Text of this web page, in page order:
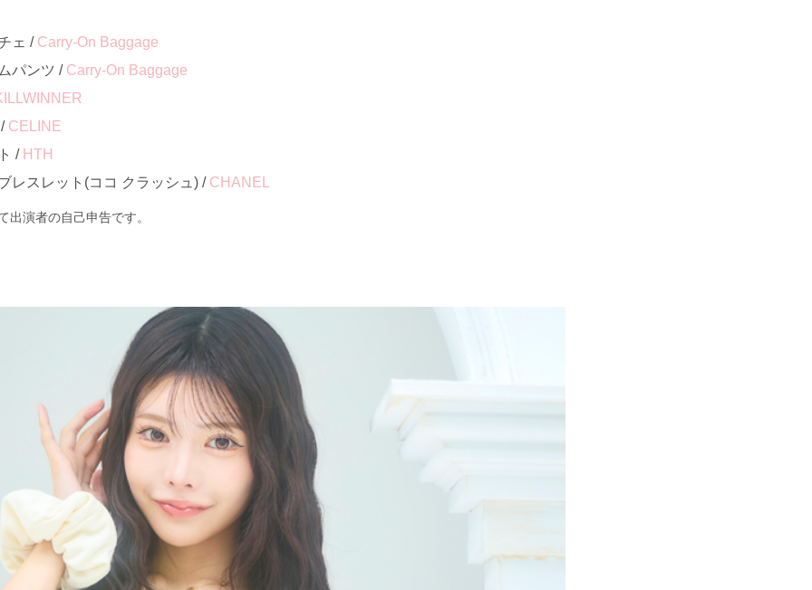
ェ / Carry-On Baggage
パンツ / Carry-On Baggage
CELINE
/ HTH
レスレット(ココ クラッシュ) / CHANEL
演者の自己申告です。